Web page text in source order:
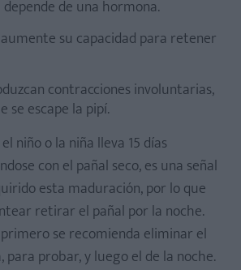
de una hormona.
su capacidad para retener
contracciones involuntarias,
se escape la pipí.
niño o la niña lleva 15 días
con el pañal seco, es una señal
esta maduración, por lo que
retirar el pañal por la noche.
se recomienda eliminar el
para probar, y luego el de la noche.